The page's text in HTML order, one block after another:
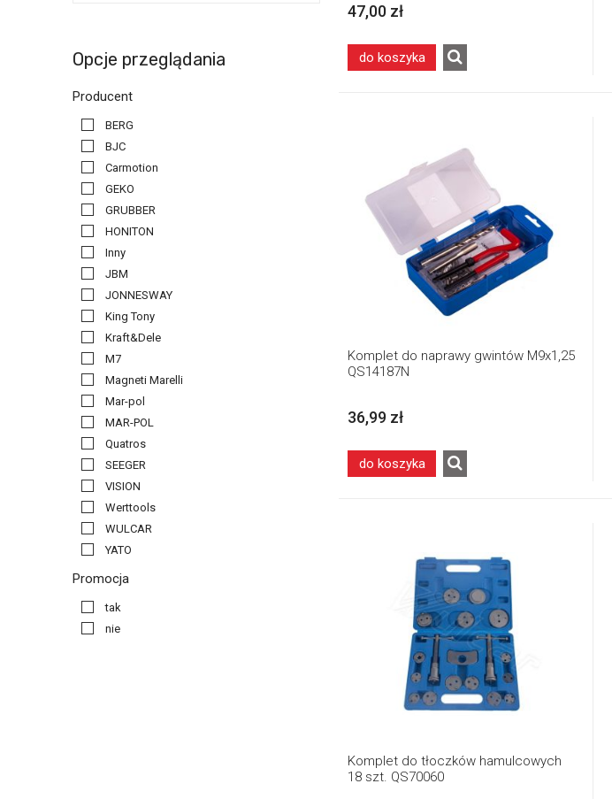
Opcje przeglądania
Producent
BERG
BJC
Carmotion
GEKO
GRUBBER
HONITON
Inny
JBM
JONNESWAY
King Tony
Kraft&Dele
M7
Magneti Marelli
Mar-pol
MAR-POL
Quatros
SEEGER
VISION
Werttools
WULCAR
YATO
Promocja
tak
nie
47,00 zł
do koszyka
Komplet do naprawy gwintów M9x1,25
QS14187N
36,99 zł
do koszyka
Komplet do tłoczków hamulcowych
18 szt. QS70060